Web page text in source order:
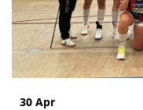
30 Apr